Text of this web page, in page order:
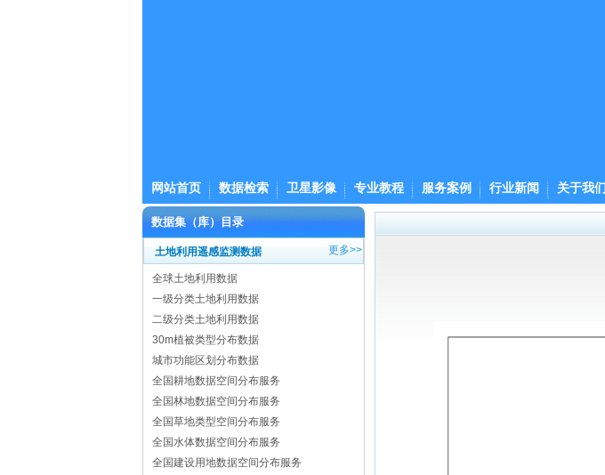
网站首页 数据检索 卫星影像 专业教程 服务案例 行业新闻 关于我们
数据集（库）目录
土地利用遥感监测数据 更多>>
全球土地利用数据
一级分类土地利用数据
二级分类土地利用数据
30m植被类型分布数据
城市功能区划分布数据
全国耕地数据空间分布服务
全国林地数据空间分布服务
全国草地类型空间分布服务
全国水体数据空间分布服务
全国建设用地数据空间分布服务